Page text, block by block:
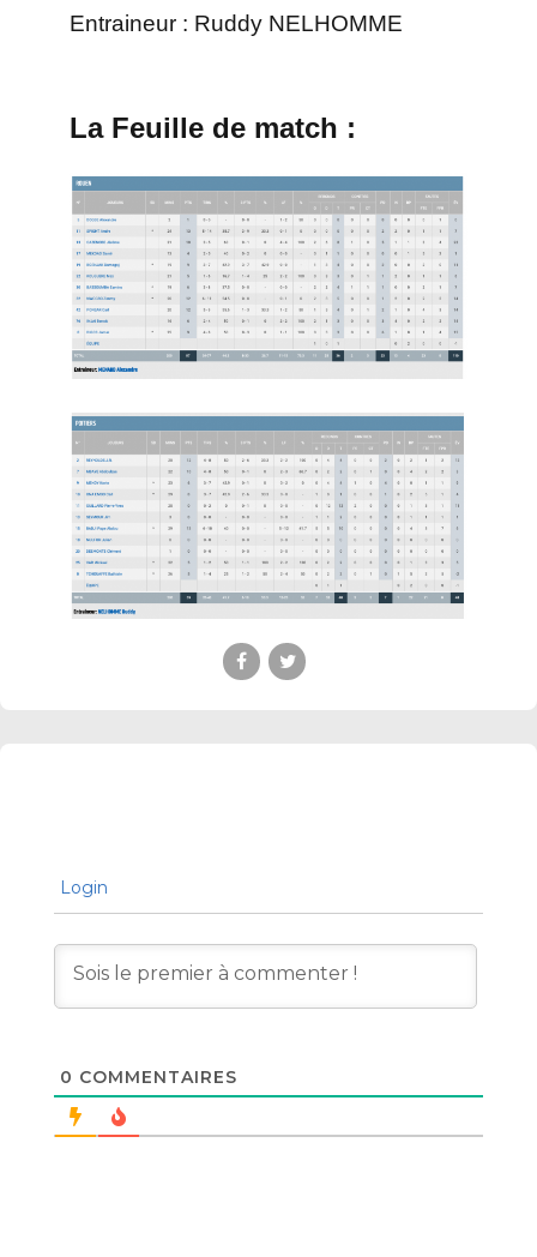
Entraineur : Ruddy NELHOMME
La Feuille de match :
Login
0 COMMENTAIRES